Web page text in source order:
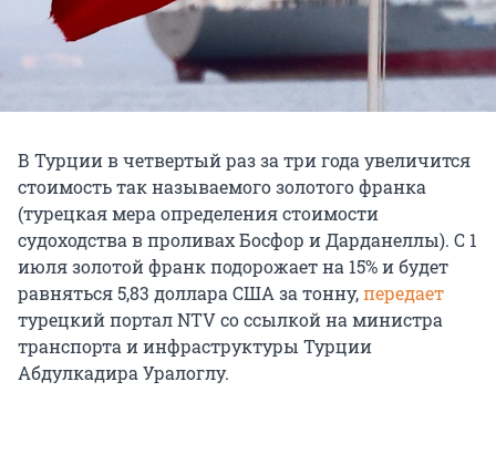
В Турции в четвертый раз за три года увеличится
стоимость так называемого золотого франка
(турецкая мера определения стоимости
судоходства в проливах Босфор и Дарданеллы). С 1
июля золотой франк подорожает на 15% и будет
равняться 5,83 доллара США за тонну,передает
турецкий портал NTV со ссылкой на министра
транспорта и инфраструктуры Турции
Абдулкадира Уралоглу.